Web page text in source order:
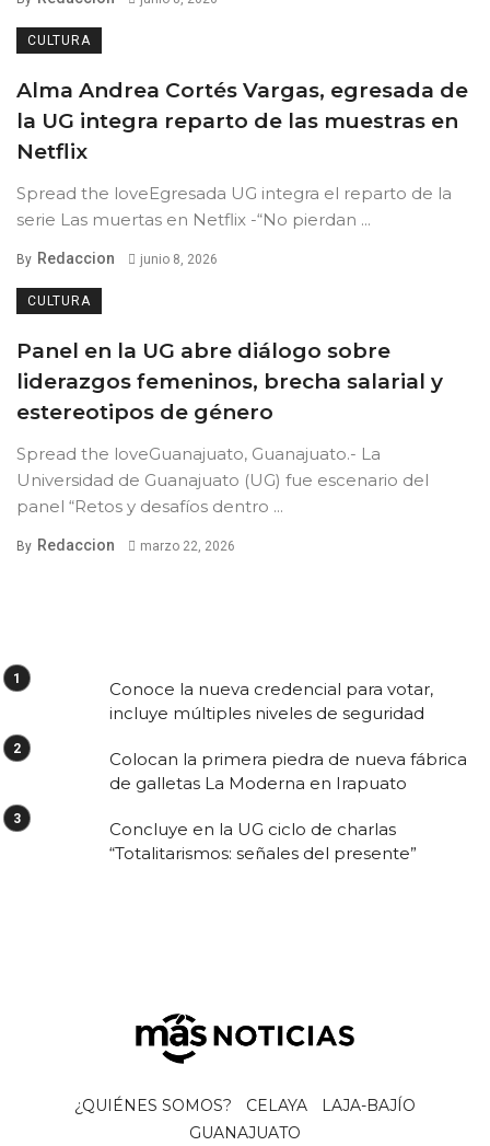
CULTURA
Alma Andrea Cortés Vargas, egresada de
la UG integra reparto de las muestras en
Netflix
Spread the loveEgresada UG integra el reparto de la
serie Las muertas en Netflix -“No pierdan ...
By Redaccion junio 8, 2026
CULTURA
Panel en la UG abre diálogo sobre
liderazgos femeninos, brecha salarial y
estereotipos de género
Spread the loveGuanajuato, Guanajuato.- La
Universidad de Guanajuato (UG) fue escenario del
panel “Retos y desafíos dentro ...
By Redaccion marzo 22, 2026
Conoce la nueva credencial para votar,
incluye múltiples niveles de seguridad
Colocan la primera piedra de nueva fábrica
de galletas La Moderna en Irapuato
Concluye en la UG ciclo de charlas
“Totalitarismos: señales del presente”
¿QUIÉNES SOMOS? CELAYA
LAJA-BAJÍO
GUANAJUATO